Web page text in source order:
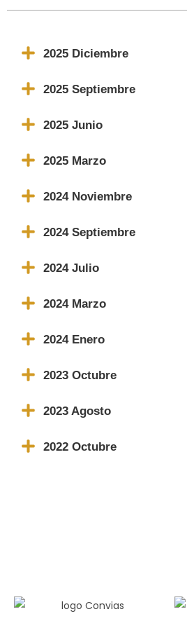
2025 Diciembre
2025 Septiembre
2025 Junio
2025 Marzo
2024 Noviembre
2024 Septiembre
2024 Julio
2024 Marzo
2024 Enero
2023 Octubre
2023 Agosto
2022 Octubre